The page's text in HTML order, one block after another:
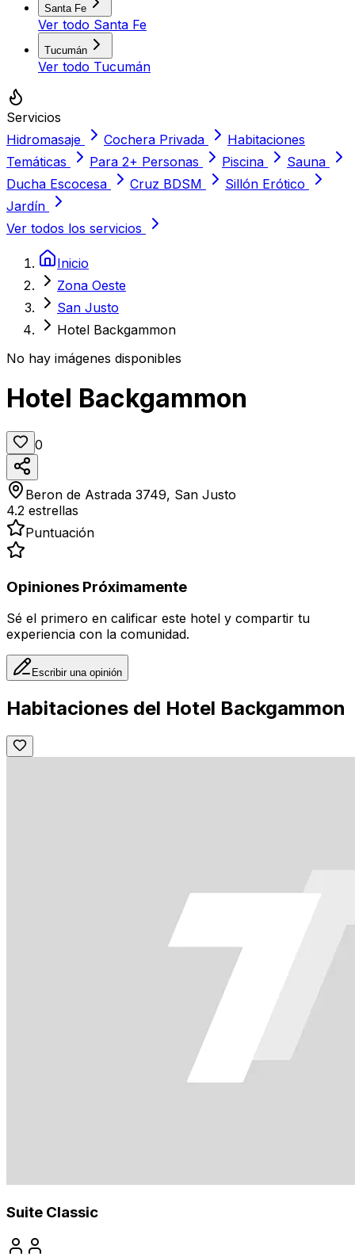
Santa Fe
Ver todo Santa Fe
Tucumán
Ver todo Tucumán
Servicios
Hidromasaje
Cochera Privada
Habitaciones
Temáticas
Para 2+ Personas Piscina
Sauna
Ducha Escocesa
Cruz BDSM
Sillón Erótico
Jardín
Ver todos los servicios
Inicio
Zona Oeste
San Justo
Hotel Backgammon
No hay imágenes disponibles
Hotel Backgammon
0
Beron de Astrada 3749, San Justo
4.2 estrellas
Puntuación
Opiniones Próximamente
Sé el primero en calificar este hotel y compartir tu
experiencia con la comunidad.
Escribir una opinión
Habitaciones del Hotel Backgammon
Suite Classic